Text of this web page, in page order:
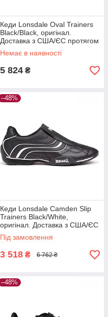
Кеди Lonsdale Oval Trainers
Black/Black, оригінал.
Доставка з США/ЄС протягом
14 днів
Немає в наявності
5 824 ₴
–48%
Кеди Lonsdale Camden Slip
Trainers Black/White,
оригінал. Доставка з США/ЄС
протягом 14 днів
Під замовлення
3 518 ₴ 6 762 ₴
–48%